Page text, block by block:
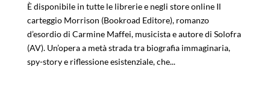
È disponibile in tutte le librerie e negli store online Il
carteggio Morrison (Bookroad Editore), romanzo
d’esordio di Carmine Maffei, musicista e autore di Solofra
(AV). Un’opera a metà strada tra biografia immaginaria,
spy-story e riflessione esistenziale, che...